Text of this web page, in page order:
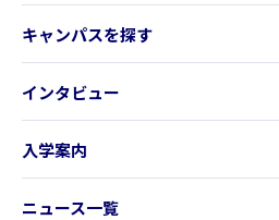
キャンパスを探す
インタビュー
入学案内
ニュース一覧